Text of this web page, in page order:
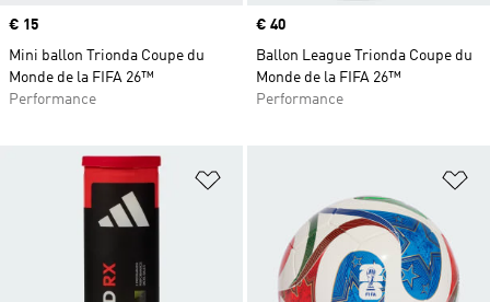
Prix
€ 15
Mini ballon Trionda Coupe du
Monde de la FIFA 26™
Performance
Prix
€ 40
Ballon League Trionda Coupe du
Monde de la FIFA 26™
Performance
Ajouter à la Liste de produits